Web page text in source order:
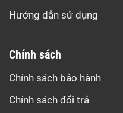
Hướng dẫn sử dụng
Chính sách
Chính sách bảo hành
Chính sách đổi trả